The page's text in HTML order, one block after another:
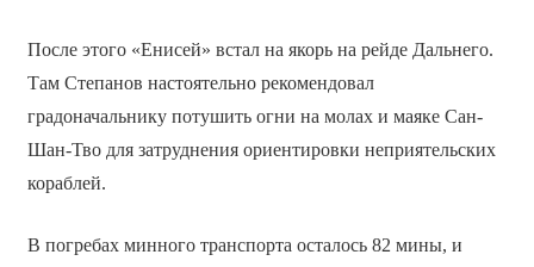
После этого «Енисей» встал на якорь на рейде Дальнего.
Там Степанов настоятельно рекомендовал
градоначальнику потушить огни на молах и маяке Сан-
Шан-Тво для затруднения ориентировки неприятельских
кораблей.
В погребах минного транспорта осталось 82 мины, и